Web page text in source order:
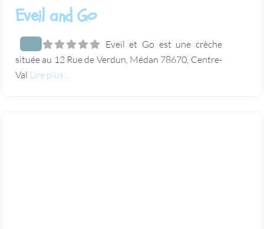
Eveil and Go
Eveil et Go est une crèche
située au 12 Rue de Verdun, Médan 78670, Centre-
Val Lire plus ...